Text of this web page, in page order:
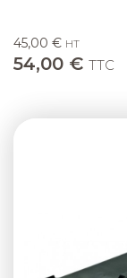
45,00 € HT
54,00 € TTC